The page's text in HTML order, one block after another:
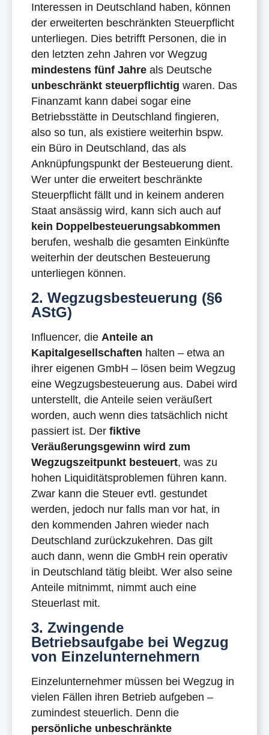
Interessen in Deutschland haben, können
der erweiterten beschränkten Steuerpflicht
unterliegen. Dies betrifft Personen, die in
den letzten zehn Jahren vor Wegzug
mindestens fünf Jahre als Deutsche
unbeschränkt steuerpflichtig waren. Das
Finanzamt kann dabei sogar eine
Betriebsstätte in Deutschland fingieren,
also so tun, als existiere weiterhin bspw.
ein Büro in Deutschland, das als
Anknüpfungspunkt der Besteuerung dient.
Wer unter die erweitert beschränkte
Steuerpflicht fällt und in keinem anderen
Staat ansässig wird, kann sich auch auf
kein Doppelbesteuerungsabkommen
berufen, weshalb die gesamten Einkünfte
weiterhin der deutschen Besteuerung
unterliegen können.
2. Wegzugsbesteuerung (§6
AStG)
Influencer, die Anteile an
Kapitalgesellschaften halten – etwa an
ihrer eigenen GmbH – lösen beim Wegzug
eine Wegzugsbesteuerung aus. Dabei wird
unterstellt, die Anteile seien veräußert
worden, auch wenn dies tatsächlich nicht
passiert ist. Der fiktive
Veräußerungsgewinn wird zum
Wegzugszeitpunkt besteuert, was zu
hohen Liquiditätsproblemen führen kann.
Zwar kann die Steuer evtl. gestundet
werden, jedoch nur falls man vor hat, in
den kommenden Jahren wieder nach
Deutschland zurückzukehren. Das gilt
auch dann, wenn die GmbH rein operativ
in Deutschland tätig bleibt. Wer also seine
Anteile mitnimmt, nimmt auch eine
Steuerlast mit.
3. Zwingende
Betriebsaufgabe bei Wegzug
von Einzelunternehmern
Einzelunternehmer müssen bei Wegzug in
vielen Fällen ihren Betrieb aufgeben –
zumindest steuerlich. Denn die
persönliche unbeschränkte